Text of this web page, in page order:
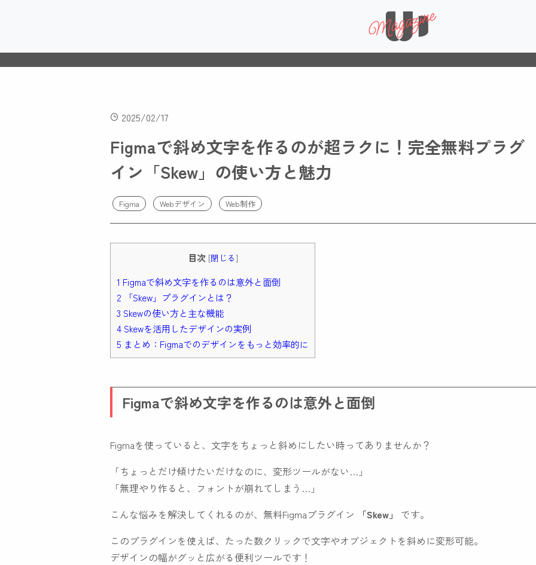
2025/02/17
Figmaで斜め文字を作るのが超ラクに！完全無料プラグ
イン「Skew」の使い方と魅力
Figma Webデザイン Web制作
目次 [閉じる]
1 Figmaで斜め文字を作るのは意外と面倒
2 「Skew」プラグインとは？
3 Skewの使い方と主な機能
4 Skewを活用したデザインの実例
5 まとめ：Figmaでのデザインをもっと効率的に
Figmaで斜め文字を作るのは意外と面倒
Figmaを使っていると、文字をちょっと斜めにしたい時ってありませんか？
「ちょっとだけ傾けたいだけなのに、変形ツールがない…」
「無理やり作ると、フォントが崩れてしまう…」
こんな悩みを解決してくれるのが、無料Figmaプラグイン
「Skew」
です。
このプラグインを使えば、たった数クリックで文字やオブジェクトを斜めに変形可能。
デザインの幅がグッと広がる便利ツールです！